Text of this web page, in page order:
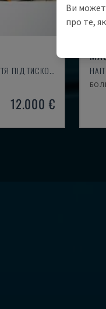
KRAUSS MAFFEI - ГІДРАВЛІЧНА МАШИНА ДЛЯ ЛИТТЯ ПІД ТИСКОМ
12.000 €
Ви
про те,